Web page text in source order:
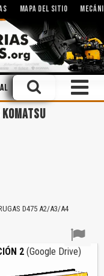
MAPA DEL SITIO
Sistemas Hidráulicos
D475 A2/A3/A4
2 (Google Drive)